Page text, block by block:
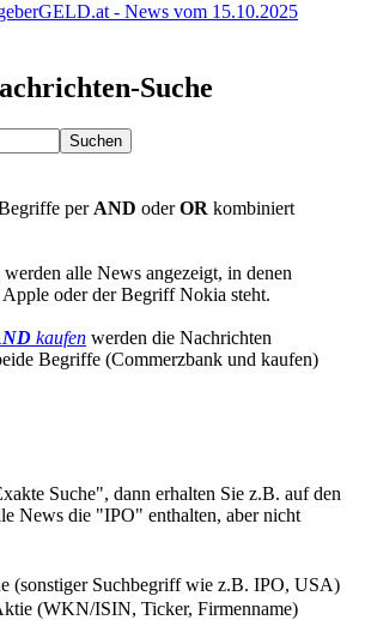
- News vom 15.10.2025
Suche
Suchen
per AND oderOR kombiniert
werden alle News angezeigt, in denen
oder der Begriff Nokia steht.
kaufen werden die Nachrichten
Begriffe (Commerzbank und kaufen)
Suche", dann erhalten Sie z.B. auf den
News die "IPO" enthalten, aber nicht
(sonstiger Suchbegriff wie z.B. IPO, USA)
(WKN/ISIN, Ticker, Firmenname)